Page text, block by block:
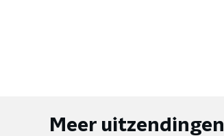
Meer uitzendingen